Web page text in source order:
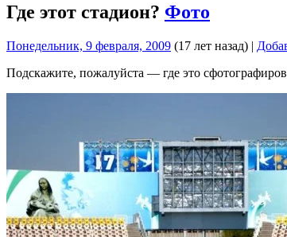
Где этот стадион? Фото
Понедельник, 9 февраля, 2009 (17 лет назад) |
Подскажите, пожалуйста — где это